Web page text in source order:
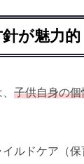
が魅力的
子供自身の
ルドケア（